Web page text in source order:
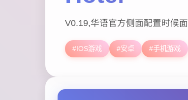
V0.19,华语官方侧面配置时候面
#IOS游戏 #安卓 #手机游戏